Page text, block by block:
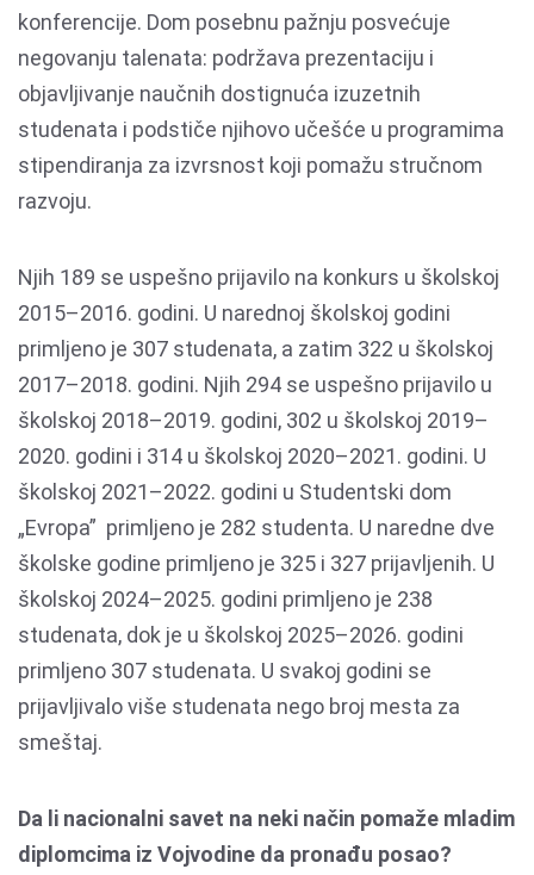
konferencije. Dom posebnu pažnju posvećuje
negovanju talenata: podržava prezentaciju i
objavljivanje naučnih dostignuća izuzetnih
studenata i podstiče njihovo učešće u programima
stipendiranja za izvrsnost koji pomažu stručnom
razvoju.
Njih 189 se uspešno prijavilo na konkurs u školskoj
2015–2016. godini. U narednoj školskoj godini
primljeno je 307 studenata, a zatim 322 u školskoj
2017–2018. godini. Njih 294 se uspešno prijavilo u
školskoj 2018–2019. godini, 302 u školskoj 2019–
2020. godini i 314 u školskoj 2020–2021. godini. U
školskoj 2021–2022. godini u Studentski dom
„Evropa” primljeno je 282 studenta. U naredne dve
školske godine primljeno je 325 i 327 prijavljenih. U
školskoj 2024–2025. godini primljeno je 238
studenata, dok je u školskoj 2025–2026. godini
primljeno 307 studenata. U svakoj godini se
prijavljivalo više studenata nego broj mesta za
smeštaj.
Da li nacionalni savet na neki način pomaže mladim
diplomcima iz Vojvodine da pronađu posao?